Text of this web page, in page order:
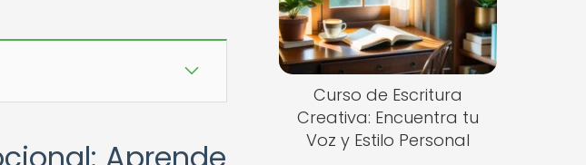
Curso de Escritura
Creativa: Encuentra tu
Voz y Estilo Personal